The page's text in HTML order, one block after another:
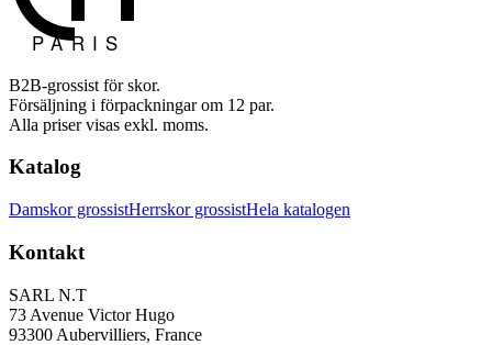
B2B-grossist för skor.
Försäljning i förpackningar om 12 par.
Alla priser visas exkl. moms.
Katalog
Damskor grossistHerrskor grossistHela katalogen
Kontakt
SARL N.T
73 Avenue Victor Hugo
93300 Aubervilliers, France